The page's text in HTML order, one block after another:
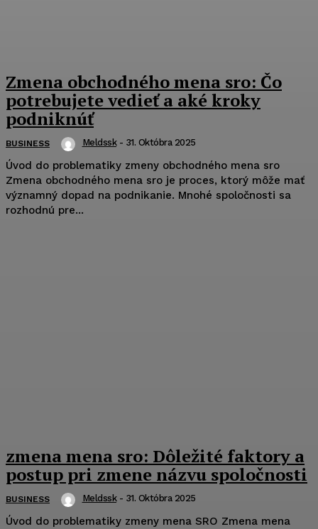
Zmena obchodného mena sro: Čo
potrebujete vedieť a aké kroky
podniknúť
BUSINESS Meldssk - 31. Októbra 2025
Úvod do problematiky zmeny obchodného mena sro
Zmena obchodného mena sro je proces, ktorý môže mať
významný dopad na podnikanie. Mnohé spoločnosti sa
rozhodnú pre...
zmena mena sro: Dôležité faktory a
postup pri zmene názvu spoločnosti
BUSINESS Meldssk - 31. Októbra 2025
Úvod do problematiky zmeny mena SRO Zmena mena